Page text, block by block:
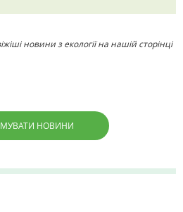
новини з екології на нашій сторінці
НОВИНИ